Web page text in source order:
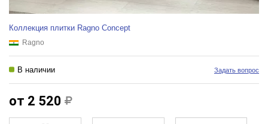
Коллекция плитки Ragno Concept
Ragno
В наличии Задать вопрос
от 2 520